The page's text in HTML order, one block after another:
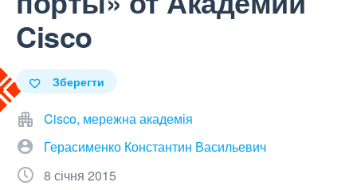
Cisco
Зберегти
Cisco, мережна академія
Герасименко Константин Васильевич
8 січня 2015